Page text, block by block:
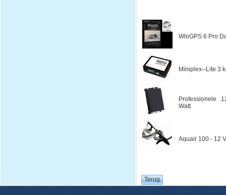
WinGPS 6 Pro
Miniplex--Lite 3
Professionele
Watt
Aquair 100 - 12